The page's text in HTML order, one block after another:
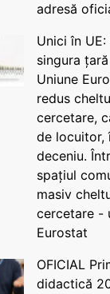
adresă
Unici în
singura
Uniune
redus
cercetare,
de locuitor,
deceniu.
spațiul
masiv
cercetare -
Eurostat
OFICIAL
didactică